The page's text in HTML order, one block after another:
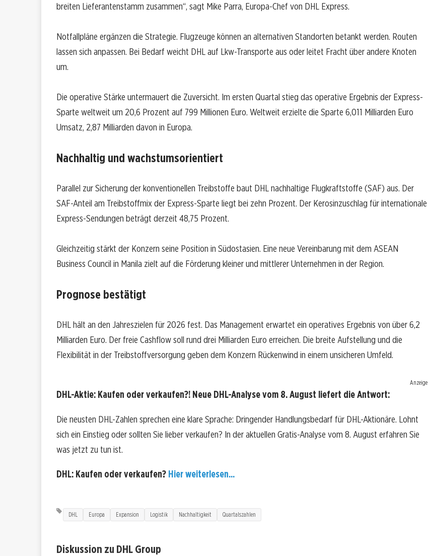
breiten Lieferantenstamm zusammen“, sagt Mike Parra, Europa-Chef von DHL Express.
Notfallpläne ergänzen die Strategie. Flugzeuge können an alternativen Standorten betankt werden. Routen
lassen sich anpassen. Bei Bedarf weicht DHL auf Lkw-Transporte aus oder leitet Fracht über andere Knoten
um.
Die operative Stärke untermauert die Zuversicht. Im ersten Quartal stieg das operative Ergebnis der Express-
Sparte weltweit um 20,6 Prozent auf 799 Millionen Euro. Weltweit erzielte die Sparte 6,011 Milliarden Euro
Umsatz, 2,87 Milliarden davon in Europa.
Nachhaltig und wachstumsorientiert
Parallel zur Sicherung der konventionellen Treibstoffe baut DHL nachhaltige Flugkraftstoffe (SAF) aus. Der
SAF-Anteil am Treibstoffmix der Express-Sparte liegt bei zehn Prozent. Der Kerosinzuschlag für internationale
Express-Sendungen beträgt derzeit 48,75 Prozent.
Gleichzeitig stärkt der Konzern seine Position in Südostasien. Eine neue Vereinbarung mit dem ASEAN
Business Council in Manila zielt auf die Förderung kleiner und mittlerer Unternehmen in der Region.
Prognose bestätigt
DHL hält an den Jahreszielen für 2026 fest. Das Management erwartet ein operatives Ergebnis von über 6,2
Milliarden Euro. Der freie Cashflow soll rund drei Milliarden Euro erreichen. Die breite Aufstellung und die
Flexibilität in der Treibstoffversorgung geben dem Konzern Rückenwind in einem unsicheren Umfeld.
Anzeige
DHL-Aktie: Kaufen oder verkaufen?! Neue DHL-Analyse vom 8. August liefert die Antwort:
Die neusten DHL-Zahlen sprechen eine klare Sprache: Dringender Handlungsbedarf für DHL-Aktionäre. Lohnt
sich ein Einstieg oder sollten Sie lieber verkaufen? In der aktuellen Gratis-Analyse vom 8. August erfahren Sie
was jetzt zu tun ist.
DHL: Kaufen oder verkaufen? Hier weiterlesen...
DHL Europa Expansion Logistik Nachhaltigkeit Quartalszahlen
Diskussion zu DHL Group